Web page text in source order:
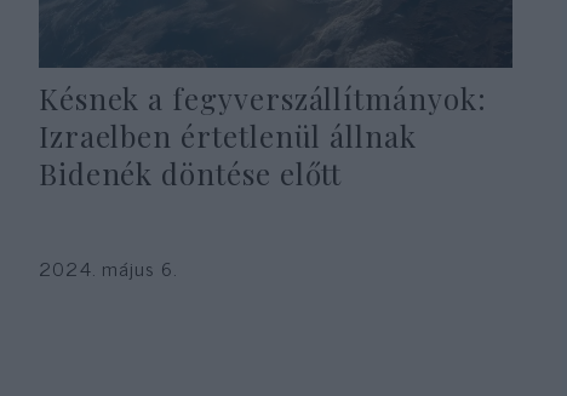
Késnek a fegyverszállítmányok:
Izraelben értetlenül állnak
Bidenék döntése előtt
2024. május 6.